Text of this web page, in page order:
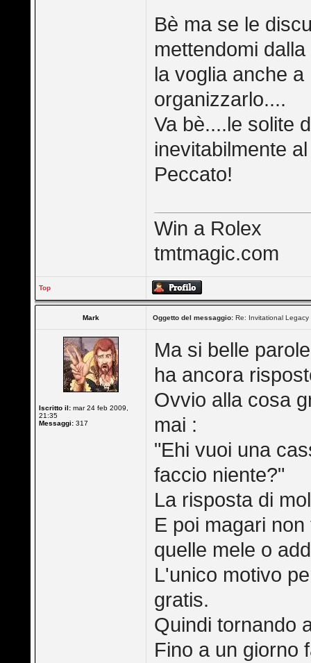
Bè ma se le
mettendomi
la voglia anche
organizzarlo....
Va bè....le solite
inevitabilmente
Peccato!
Win a Rolex
tmtmagic.com
Top
Mark Oggetto del messaggio: Re: Invitational Legacy
Iscritto il: mar 24 feb 2009,
21:35
Messaggi: 317
Ma si belle
ha ancora
Ovvio alla cosa
mai :
"Ehi vuoi una
faccio niente?"
La risposta di
E poi magari
quelle mele o
L'unico motivo
gratis.
Quindi tornando
Fino a un giorno